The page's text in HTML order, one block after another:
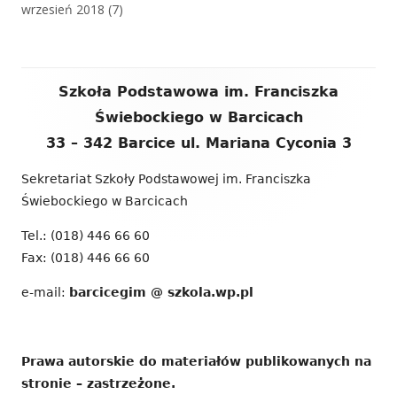
wrzesień 2018 (7)
Zawartość
Szkoła Podstawowa im. Franciszka
Świebockiego w Barcicach
33 – 342 Barcice ul. Mariana Cyconia 3
Sekretariat Szkoły Podstawowej im. Franciszka
Świebockiego w Barcicach
Tel.: (018) 446 66 60
Fax: (018) 446 66 60
e-mail: barcicegim @ szkola.wp.pl
Prawa autorskie do materiałów publikowanych na
stronie – zastrzeżone.